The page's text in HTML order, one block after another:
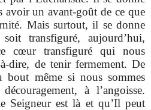
avoir un avant-goût de ce que
Mais surtout, il se donne
transfiguré, aujourd’hui,
cœur transfiguré qui nous
dire, de tenir fermement. De
bout même si nous sommes
à l’angoisse.
Seigneur est là et qu’Il peut